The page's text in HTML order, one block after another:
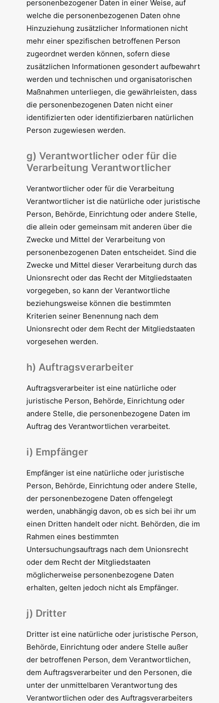
personenbezogener Daten in einer Weise, auf
welche die personenbezogenen Daten ohne
Hinzuziehung zusätzlicher Informationen nicht
mehr einer spezifischen betroffenen Person
zugeordnet werden können, sofern diese
zusätzlichen Informationen gesondert aufbewahrt
werden und technischen und organisatorischen
Maßnahmen unterliegen, die gewährleisten, dass
die personenbezogenen Daten nicht einer
identifizierten oder identifizierbaren natürlichen
Person zugewiesen werden.
g) Verantwortlicher oder für die
Verarbeitung Verantwortlicher
Verantwortlicher oder für die Verarbeitung
Verantwortlicher ist die natürliche oder juristische
Person, Behörde, Einrichtung oder andere Stelle,
die allein oder gemeinsam mit anderen über die
Zwecke und Mittel der Verarbeitung von
personenbezogenen Daten entscheidet. Sind die
Zwecke und Mittel dieser Verarbeitung durch das
Unionsrecht oder das Recht der Mitgliedstaaten
vorgegeben, so kann der Verantwortliche
beziehungsweise können die bestimmten
Kriterien seiner Benennung nach dem
Unionsrecht oder dem Recht der Mitgliedstaaten
vorgesehen werden.
h) Auftragsverarbeiter
Auftragsverarbeiter ist eine natürliche oder
juristische Person, Behörde, Einrichtung oder
andere Stelle, die personenbezogene Daten im
Auftrag des Verantwortlichen verarbeitet.
i) Empfänger
Empfänger ist eine natürliche oder juristische
Person, Behörde, Einrichtung oder andere Stelle,
der personenbezogene Daten offengelegt
werden, unabhängig davon, ob es sich bei ihr um
einen Dritten handelt oder nicht. Behörden, die im
Rahmen eines bestimmten
Untersuchungsauftrags nach dem Unionsrecht
oder dem Recht der Mitgliedstaaten
möglicherweise personenbezogene Daten
erhalten, gelten jedoch nicht als Empfänger.
j) Dritter
Dritter ist eine natürliche oder juristische Person,
Behörde, Einrichtung oder andere Stelle außer
der betroffenen Person, dem Verantwortlichen,
dem Auftragsverarbeiter und den Personen, die
unter der unmittelbaren Verantwortung des
Verantwortlichen oder des Auftragsverarbeiters